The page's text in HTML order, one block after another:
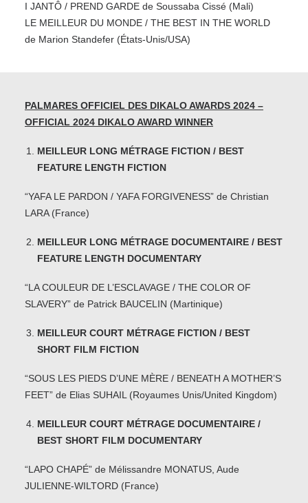
I JANTÔ / PREND GARDE de Soussaba Cissé (Mali)
LE MEILLEUR DU MONDE / THE BEST IN THE WORLD
de Marion Standefer (États-Unis/USA)
PALMARES OFFICIEL DES DIKALO AWARDS 2024 –
OFFICIAL 2024 DIKALO AWARD WINNER
MEILLEUR LONG MÉTRAGE FICTION / BEST
FEATURE LENGTH FICTION
“YAFA LE PARDON / YAFA FORGIVENESS” de Christian
LARA (France)
MEILLEUR LONG MÉTRAGE DOCUMENTAIRE / BEST
FEATURE LENGTH DOCUMENTARY
“LA COULEUR DE L’ESCLAVAGE / THE COLOR OF
SLAVERY” de Patrick BAUCELIN (Martinique)
MEILLEUR COURT MÉTRAGE FICTION / BEST
SHORT FILM FICTION
“SOUS LES PIEDS D’UNE MÈRE / BENEATH A MOTHER’S
FEET” de Elias SUHAIL (Royaumes Unis/United Kingdom)
MEILLEUR COURT MÉTRAGE DOCUMENTAIRE /
BEST SHORT FILM DOCUMENTARY
“LAPO CHAPÉ” de Mélissandre MONATUS, Aude
JULIENNE-WILTORD (France)